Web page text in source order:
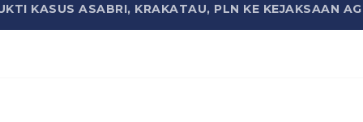
KASUS ASABRI, KRAKATAU, PLN KE KEJAKSAAN